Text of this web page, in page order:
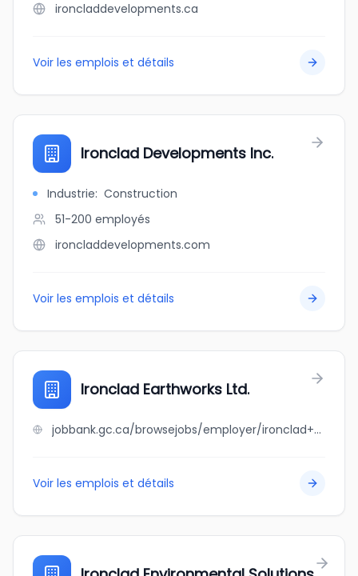
ironcladdevelopments.ca
Voir les emplois et détails
Ironclad Developments Inc.
Industrie: Construction
51-200 employés
ironcladdevelopments.com
Voir les emplois et détails
Ironclad Earthworks Ltd.
jobbank.gc.ca/browsejobs/employer/ironclad+earthworks+ltd./ca
Voir les emplois et détails